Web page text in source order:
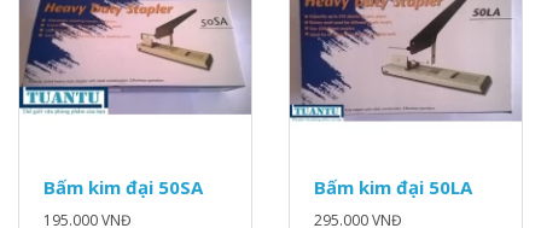
Bấm kim đại 50SA
195.000 VNĐ
Bấm kim đại 50LA
295.000 VNĐ